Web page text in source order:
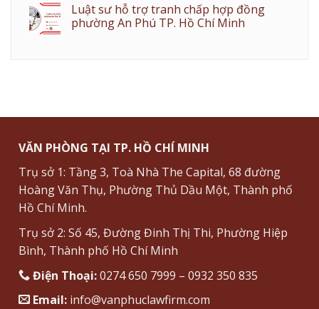
Luật sư hỗ trợ tranh chấp hợp đồng
phường An Phú TP. Hồ Chí Minh
VĂN PHÒNG TẠI TP. HỒ CHÍ MINH
Trụ sở 1: Tầng 3, Toà Nhà The Capital, 68 đường
Hoàng Văn Thụ, Phường Thủ Dầu Một, Thành phố
Hồ Chí Minh.
Trụ sở 2: Số 45, Đường Đinh Thị Thi, Phường Hiệp
Bình, Thành phố Hồ Chí Minh
Điện Thoại:0274 650 7999 – 0932 350 835
Email: info@vanphuclawfirm.com